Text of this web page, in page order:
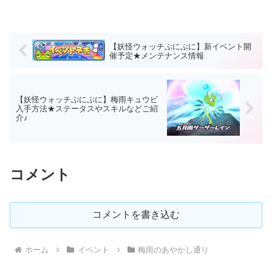
【妖怪ウォッチぷにぷに】新イベント開
催予定★メンテナンス情報
【妖怪ウォッチぷにぷに】梅雨キュウビ
入手方法★ステータスやスキルなどご紹
介♪
コメント
コメントを書き込む
ホーム イベント 梅雨のあやかし通り